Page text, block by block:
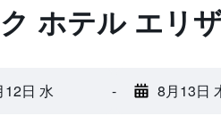
ホテル エリ
12日 水 - 8月13日